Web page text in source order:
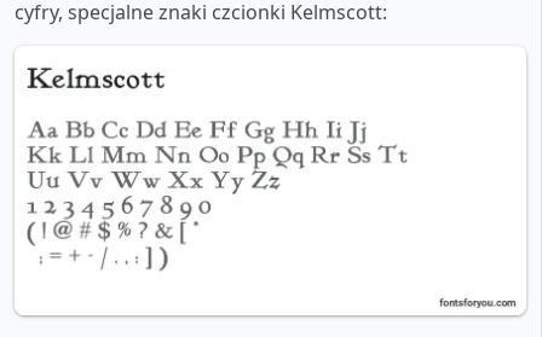
cyfry, specjalne znaki czcionki Kelmscott: